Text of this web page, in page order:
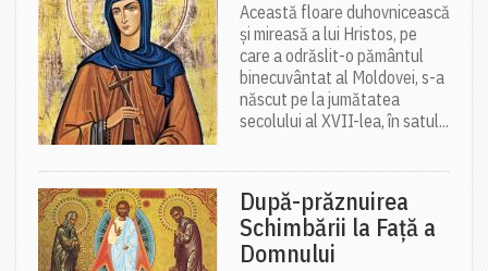
Această floare duhovnicească
și mireasă a lui Hristos, pe
care a odrăslit-o pământul
binecuvântat al Moldovei, s-a
născut pe la jumătatea
secolului al XVII-lea, în satul...
După-prăznuirea
Schimbării la Față a
Domnului